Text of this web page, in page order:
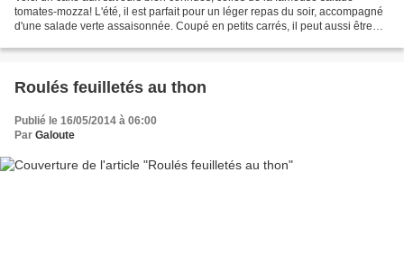
tomates-mozza! L'été, il est parfait pour un léger repas du soir, accompagné
d'une salade verte assaisonnée. Coupé en petits carrés, il peut aussi être
Roulés feuilletés au thon
Publié le 16/05/2014 à 06:00
Par Galoute